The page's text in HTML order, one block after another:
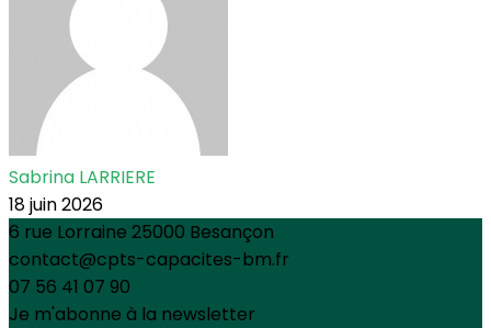
Sabrina LARRIERE
18 juin 2026
6 rue Lorraine 25000 Besançon
contact@cpts-capacites-bm.fr
07 56 41 07 90
Je m'abonne à la newsletter